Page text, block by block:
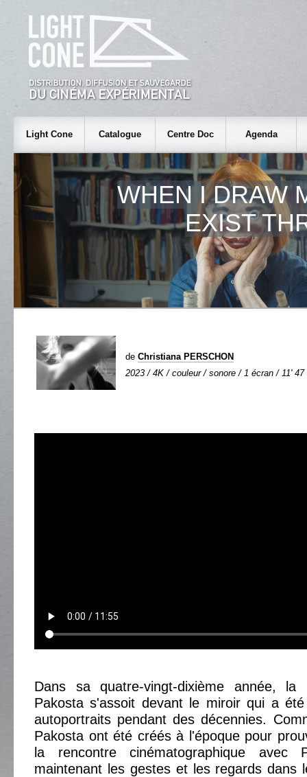
Light Cone Catalogue Centre Doc Agenda
WHEN I DRAW
EXIST
de Christiana PERSCHON
2023 / 4K / couleur / sonore / 1 écran / 11' 47
Dans sa quatre-vingt-dixième année, la
Pakosta s'assoit devant le miroir qui a
autoportraits pendant des décennies.
Pakosta ont été créés à l'époque pour
la rencontre cinématographique avec
maintenant les gestes et les regards dans